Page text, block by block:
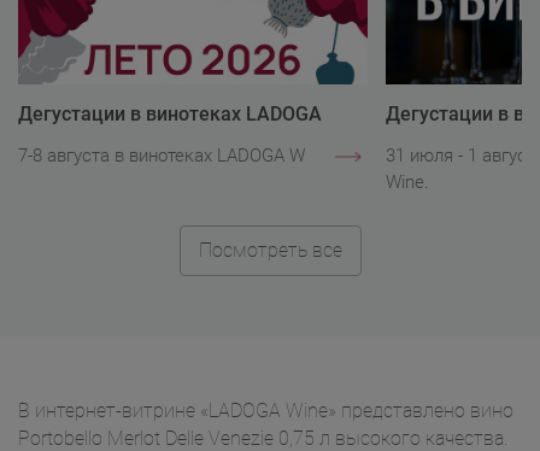
Дегустации в винотеках LADOGA
7-8 августа в винотеках LADOGA Wine.
Дегустации в
31 июля - 1
Wine.
Посмотреть все
В интернет-витрине «LADOGA Wine» представлено вино
Portobello Merlot Delle Venezie 0,75 л высокого качества.